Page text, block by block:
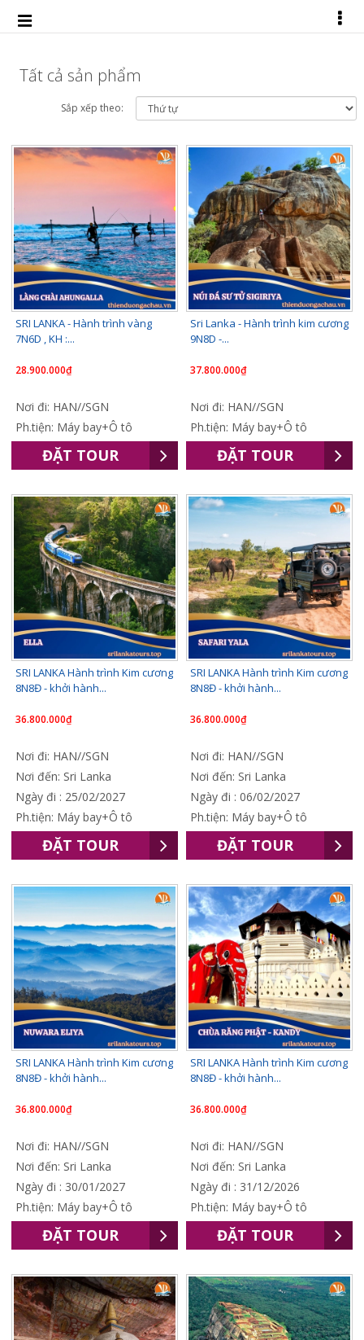
Tất cả sản phẩm
Sắp xếp theo:
SRI LANKA - Hành trình vàng
7N6D , KH :...
28.900.000₫
Nơi đi: HAN//SGN
Ph.tiện: Máy bay+Ô tô
ĐẶT TOUR
Sri Lanka - Hành trình kim cương
9N8D -...
37.800.000₫
Nơi đi: HAN//SGN
Ph.tiện: Máy bay+Ô tô
ĐẶT TOUR
SRI LANKA Hành trình Kim cương
8N8Đ - khởi hành...
36.800.000₫
Nơi đi: HAN//SGN
Nơi đến: Sri Lanka
Ngày đi : 25/02/2027
Ph.tiện: Máy bay+Ô tô
ĐẶT TOUR
SRI LANKA Hành trình Kim cương
8N8Đ - khởi hành...
36.800.000₫
Nơi đi: HAN//SGN
Nơi đến: Sri Lanka
Ngày đi : 06/02/2027
Ph.tiện: Máy bay+Ô tô
ĐẶT TOUR
SRI LANKA Hành trình Kim cương
8N8Đ - khởi hành...
36.800.000₫
Nơi đi: HAN//SGN
Nơi đến: Sri Lanka
Ngày đi : 30/01/2027
Ph.tiện: Máy bay+Ô tô
ĐẶT TOUR
SRI LANKA Hành trình Kim cương
8N8Đ - khởi hành...
36.800.000₫
Nơi đi: HAN//SGN
Nơi đến: Sri Lanka
Ngày đi : 31/12/2026
Ph.tiện: Máy bay+Ô tô
ĐẶT TOUR